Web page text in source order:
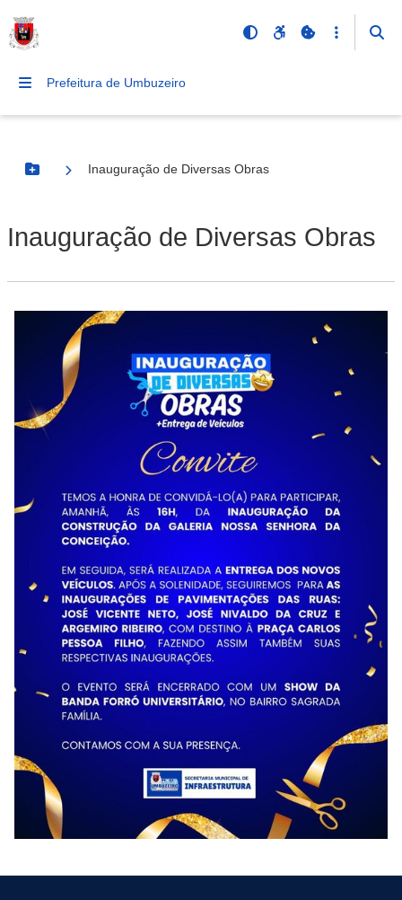
Prefeitura de Umbuzeiro
Botão Menu
Inauguração de Diversas Obras
Inauguração de Diversas Obras